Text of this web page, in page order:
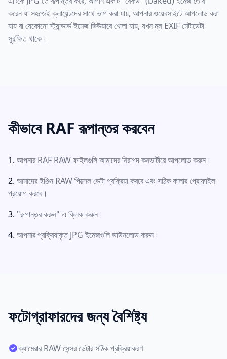
করেন যা সহজেই ক্লায়েন্টদের সাথে ভাগ করা যায়, আপনার ওয়েবসাইটে আপলোড করা
যায় বা যেকোনো স্ট্যান্ডার্ড ইমেজ ভিউয়ারে খোলা যায়, যখন মূল EXIF মেটাডেটা
সুরক্ষিত থাকে।
কীভাবে RAF রূপান্তর করবেন
আপনার RAF RAW ফাইলগুলি আমাদের নিরাপদ কনভার্টারে আপলোড করুন।
আমাদের ইঞ্জিন RAW পিক্সেল ডেটা প্রক্রিয়া করবে এবং সঠিক কালার প্রোফাইল
প্রয়োগ করবে।
"রূপান্তর করুন" এ ক্লিক করুন।
আপনার প্রক্রিয়াকৃত JPG ইমেজগুলি ডাউনলোড করুন।
ফটোগ্রাফারদের জন্য বৈশিষ্ট্য
ক্যামেরার RAW সেন্সর ডেটার সঠিক প্রক্রিয়াকরণ